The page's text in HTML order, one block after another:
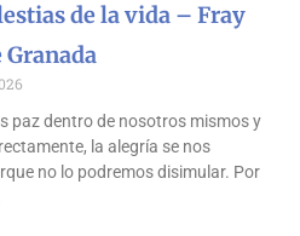
de la vida – Fray
Granada
paz dentro de nosotros mismos y
la alegría se nos
no lo podremos disimular. Por